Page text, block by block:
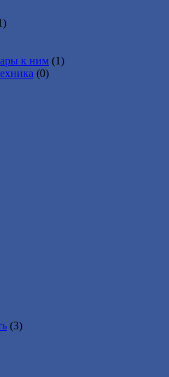
к ним (1)
(0)
(3)